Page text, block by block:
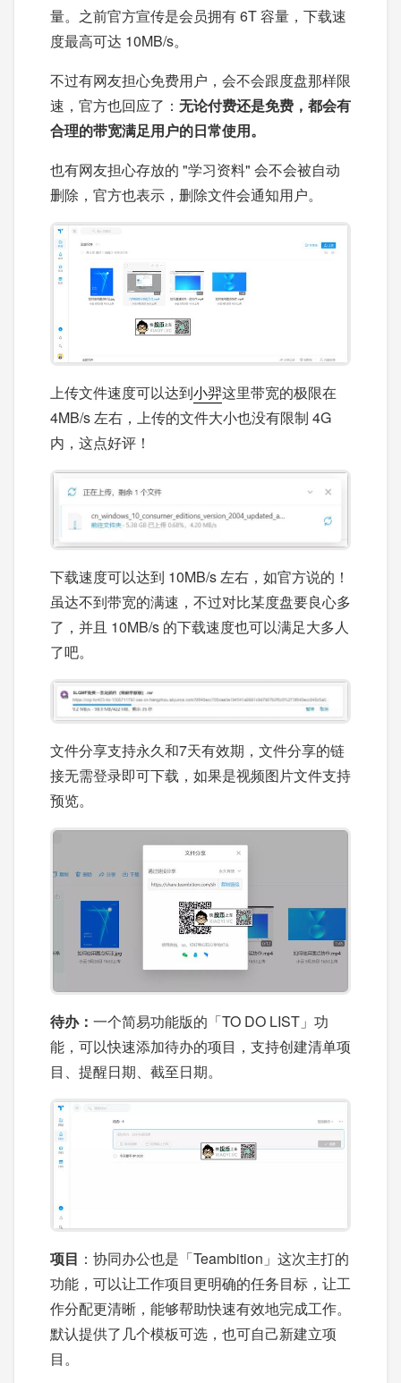
量。之前官方宣传是会员拥有 6T 容量，下载速
度最高可达 10MB/s。
不过有网友担心免费用户，会不会跟度盘那样限
速，官方也回应了： 无论付费还是免费，都会有
合理的带宽满足用户的日常使用。
也有网友担心存放的 "学习资料" 会不会被自动
删除，官方也表示，删除文件会通知用户。
上传文件速度可以达到小羿这里带宽的极限在
4MB/s 左右，上传的文件大小也没有限制 4G
内，这点好评！
下载速度可以达到 10MB/s 左右，如官方说的！
虽达不到带宽的满速，不过对比某度盘要良心多
了，并且 10MB/s 的下载速度也可以满足大多人
了吧。
文件分享支持永久和7天有效期，文件分享的链
接无需登录即可下载，如果是视频图片文件支持
预览。
待办： 一个简易功能版的「TO DO LIST」功
能，可以快速添加待办的项目，支持创建清单项
目、提醒日期、截至日期。
项目 ：协同办公也是「Teambition」这次主打的
功能，可以让工作项目更明确的任务目标，让工
作分配更清晰，能够帮助快速有效地完成工作。
默认提供了几个模板可选，也可自己新建立项
目。